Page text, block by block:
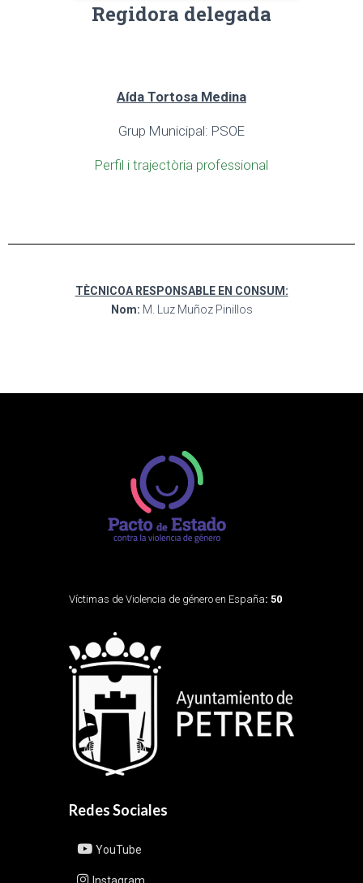
Regidora delegada
Aída Tortosa Medina
Grup Municipal: PSOE
Perfil i trajectòria professional
TÈCNICOA RESPONSABLE EN CONSUM:
Nom: M. Luz Muñoz Pinillos
Víctimas de Violencia de género en España: 50
Redes Sociales
YouTube